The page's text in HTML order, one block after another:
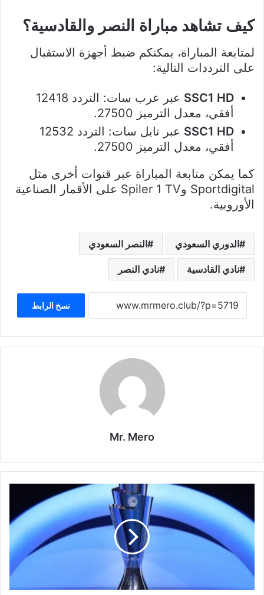
كيف تشاهد مباراة النصر والقادسية؟
لمتابعة المباراة، يمكنكم ضبط أجهزة الاستقبال
على الترددات التالية:
SSC1 HD
عبر عرب سات: التردد 12418
أفقي، معدل الترميز 27500.
SSC1 HD
عبر نايل سات: التردد 12532
أفقي، معدل الترميز 27500.
كما يمكن متابعة المباراة عبر قنوات أخرى مثل
Sportdigital وSpiler 1 TV على الأقمار الصناعية
الأوروبية.
الدوري السعودي النصر السعودي
نادي القادسية نادي النصر
نسخ الرابط
Mr. Mero
ومواجهات
تاريخية
في
قرعة
دوري
الأمم
الأوروبية